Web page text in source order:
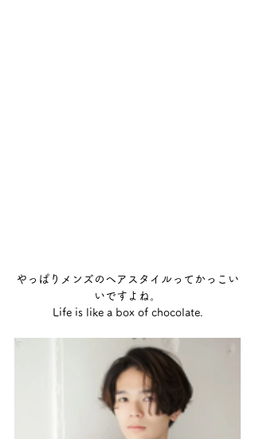
やっぱりメンズのヘアスタイルってかっこい
いですよね。
Life is like a box of chocolate.